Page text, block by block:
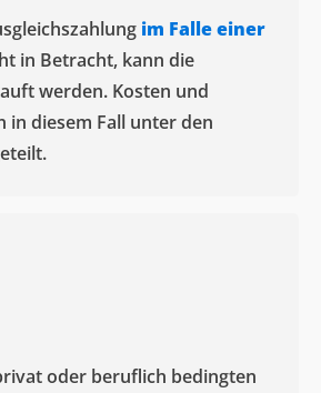
im Falle einer
in Betracht, kann die
werden. Kosten und
in diesem Fall unter den
oder beruflich bedingten